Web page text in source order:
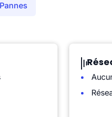
Pannes